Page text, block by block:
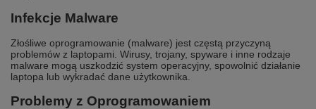
Infekcje Malware
Złośliwe oprogramowanie (malware) jest częstą przyczyną
problemów z laptopami. Wirusy, trojany, spyware i inne rodzaje
malware mogą uszkodzić system operacyjny, spowolnić działanie
laptopa lub wykradać dane użytkownika.
Problemy z Oprogramowaniem